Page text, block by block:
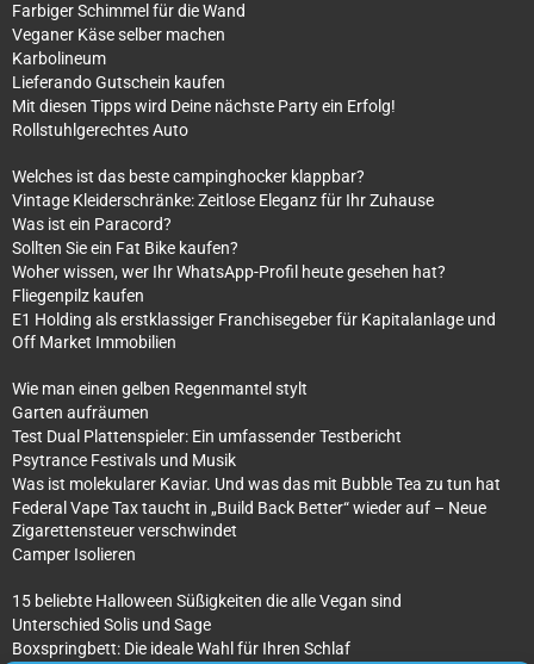
Farbiger Schimmel für die Wand
Veganer Käse selber machen
Karbolineum
Lieferando Gutschein kaufen
Mit diesen Tipps wird Deine nächste Party ein Erfolg!
Rollstuhlgerechtes Auto
Welches ist das beste campinghocker klappbar?
Vintage Kleiderschränke: Zeitlose Eleganz für Ihr Zuhause
Was ist ein Paracord?
Sollten Sie ein Fat Bike kaufen?
Woher wissen, wer Ihr WhatsApp-Profil heute gesehen hat?
Fliegenpilz kaufen
E1 Holding als erstklassiger Franchisegeber für Kapitalanlage und
Off Market Immobilien
Wie man einen gelben Regenmantel stylt
Garten aufräumen
Test Dual Plattenspieler: Ein umfassender Testbericht
Psytrance Festivals und Musik
Was ist molekularer Kaviar. Und was das mit Bubble Tea zu tun hat
Federal Vape Tax taucht in „Build Back Better“ wieder auf – Neue
Zigarettensteuer verschwindet
Camper Isolieren
15 beliebte Halloween Süßigkeiten die alle Vegan sind
Unterschied Solis und Sage
Boxspringbett: Die ideale Wahl für Ihren Schlaf